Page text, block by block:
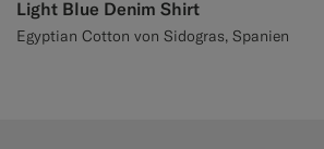
Light Blue Denim Shirt
Egyptian Cotton von Sidogras, Spanien